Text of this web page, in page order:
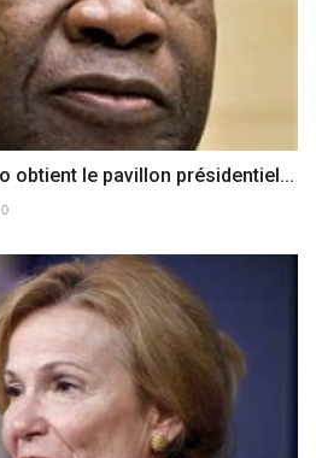
obtient le pavillon présidentiel...
0